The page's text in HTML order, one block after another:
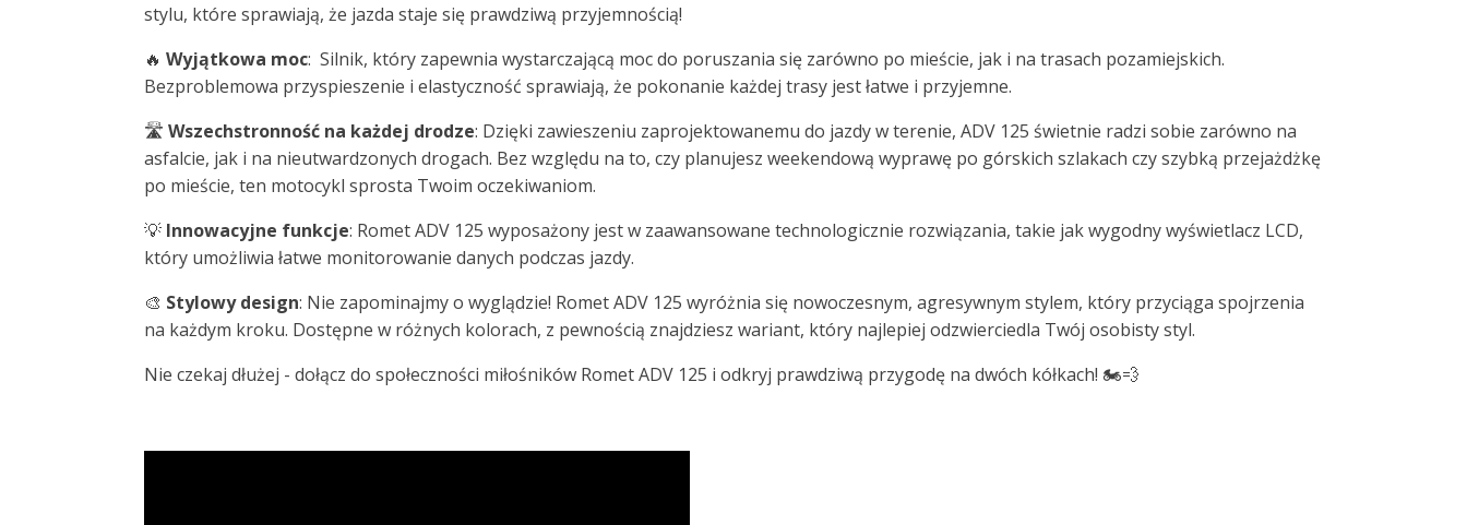
stylu, które sprawiają, że jazda staje się prawdziwą przyjemnością!
🔥 Wyjątkowa moc: Silnik, który zapewnia wystarczającą moc do poruszania się zarówno po mieście, jak i na trasach pozamiejskich.
Bezproblemowa przyspieszenie i elastyczność sprawiają, że pokonanie każdej trasy jest łatwe i przyjemne.
🛣️ Wszechstronność na każdej drodze: Dzięki zawieszeniu zaprojektowanemu do jazdy w terenie, ADV 125 świetnie radzi sobie zarówno na
asfalcie, jak i na nieutwardzonych drogach. Bez względu na to, czy planujesz weekendową wyprawę po górskich szlakach czy szybką przejażdżkę
po mieście, ten motocykl sprosta Twoim oczekiwaniom.
💡 Innowacyjne funkcje: Romet ADV 125 wyposażony jest w zaawansowane technologicznie rozwiązania, takie jak wygodny wyświetlacz LCD,
który umożliwia łatwe monitorowanie danych podczas jazdy.
🎨 Stylowy design: Nie zapominajmy o wyglądzie! Romet ADV 125 wyróżnia się nowoczesnym, agresywnym stylem, który przyciąga spojrzenia
na każdym kroku. Dostępne w różnych kolorach, z pewnością znajdziesz wariant, który najlepiej odzwierciedla Twój osobisty styl.
Nie czekaj dłużej - dołącz do społeczności miłośników Romet ADV 125 i odkryj prawdziwą przygodę na dwóch kółkach! 🏍️💨